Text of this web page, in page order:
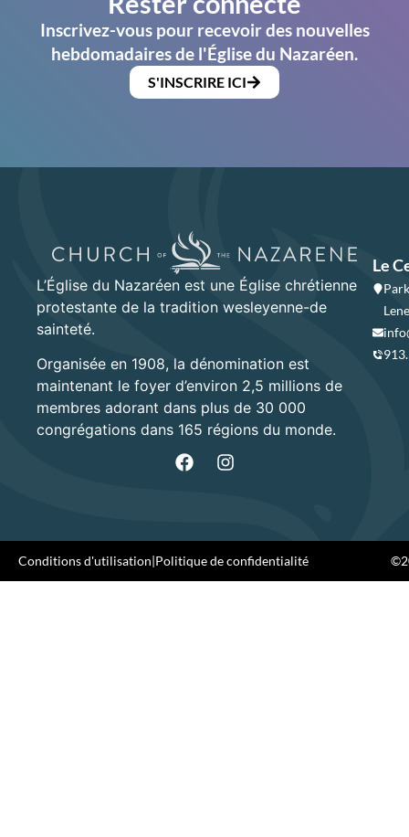
Inscrivez-vous pour recevoir des nouvelles
hebdomadaires de l'Église du Nazaréen.
S'INSCRIRE ICI
L’Église du Nazaréen est une Église chrétienne
protestante de la tradition wesleyenne-de
sainteté.
Organisée en 1908, la dénomination est
maintenant le foyer d’environ 2,5 millions de
membres adorant dans plus de 30 000
congrégations dans 165 régions du monde.
Le
Conditions d'utilisation|Politique de confidentialité